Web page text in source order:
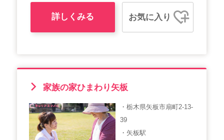
詳しくみる お気に入り
家族の家ひまわり矢板
・栃木県矢板市扇町2-13-
39
・矢板駅